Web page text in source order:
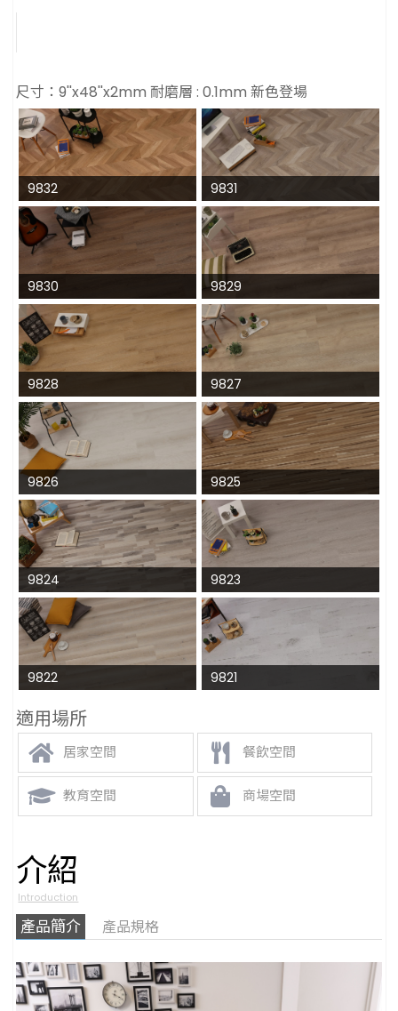
尺寸：9''x48''x2mm 耐磨層 : 0.1mm 新色登場
9832 9831
9830 9829
9828 9827
9826 9825
9824 9823
9822 9821
適用場所
居家空間 餐飲空間
教育空間 商場空間
介紹
Introduction
產品簡介 產品規格